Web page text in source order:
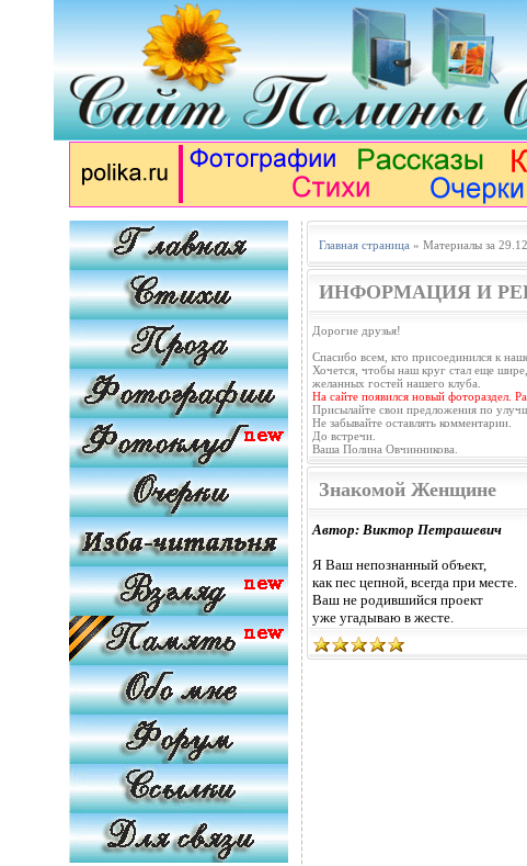
Главная страница » Материалы за
ИНФОРМАЦИЯ И
Дорогие друзья!
Спасибо всем, кто присоединился к
Хочется, чтобы наш круг стал еще шире,
желанных гостей нашего клуба.
На сайте появился новый фотораздел.
Присылайте свои предложения по
Не забывайте оставлять комментарии.
До встречи.
Ваша Полина Овчинникова.
Знакомой Женщине
Автор: Виктор Петрашевич
Я Ваш непознанный объект,
как пес цепной, всегда при месте.
Ваш не родившийся проект
уже угадываю в жесте.